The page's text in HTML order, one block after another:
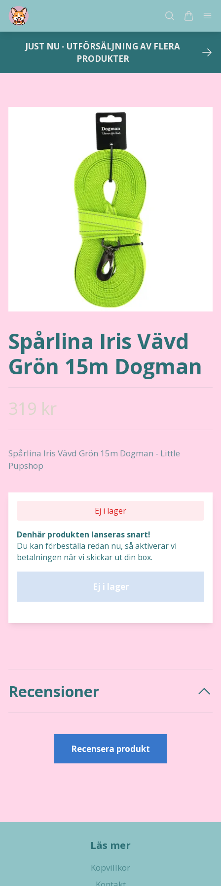
JUST NU - UTFÖRSÄLJNING AV FLERA
PRODUKTER
Spårlina Iris Vävd
Grön 15m Dogman
319 kr
Spårlina Iris Vävd Grön 15m Dogman - Little
Pupshop
Ej i lager
Denhär produkten lanseras snart!
Du kan förbeställa redan nu, så aktiverar vi
betalningen när vi skickar ut din box.
Ej i lager
Recensioner
Recensera produkt
Läs mer
Köpvillkor